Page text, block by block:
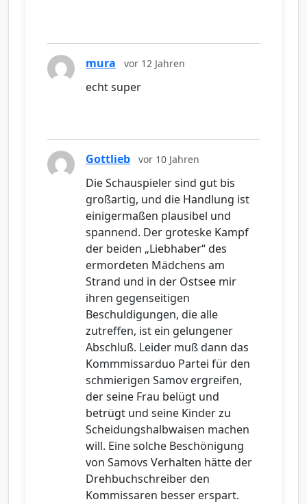
mura vor 12 Jahren
echt super
Gottlieb vor 10 Jahren
Die Schauspieler sind gut bis
großartig, und die Handlung ist
einigermaßen plausibel und
spannend. Der groteske Kampf
der beiden „Liebhaber“ des
ermordeten Mädchens am
Strand und in der Ostsee mir
ihren gegenseitigen
Beschuldigungen, die alle
zutreffen, ist ein gelungener
Abschluß. Leider muß dann das
Kommmissarduo Partei für den
schmierigen Samov ergreifen,
der seine Frau belügt und
betrügt und seine Kinder zu
Scheidungshalbwaisen machen
will. Eine solche Beschönigung
von Samovs Verhalten hätte der
Drehbuchschreiber den
Kommissaren besser erspart.